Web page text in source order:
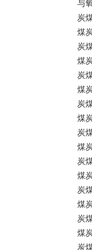
与
炭
煤
炭
煤
炭
煤
炭
煤
炭
煤
炭
煤
炭
煤
炭
煤
炭